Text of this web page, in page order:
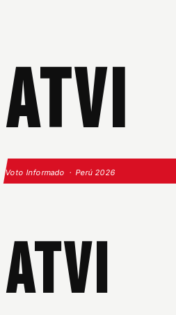
ATVI
Voto Informado · Perú 2026
ATVI